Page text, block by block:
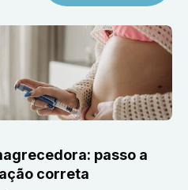
passo a
correta